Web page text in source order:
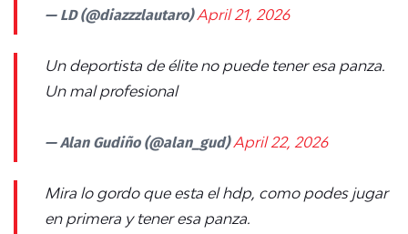
— LD (@diazzzlautaro)April 21, 2026
Un deportista de élite no puede tener esa panza.
Un mal profesional
— Alan Gudiño (@alan_gud)April 22, 2026
Mira lo gordo que esta el hdp, como podes jugar
en primera y tener esa panza.